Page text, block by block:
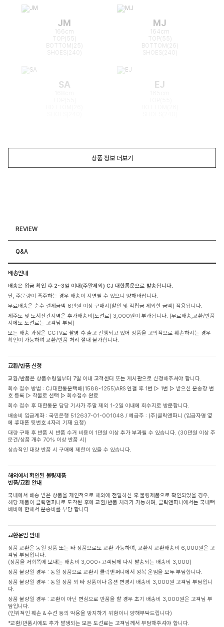
JM
166cm
TOP(55)
BOTTOM(25)
MJ
164cm
TOP(55)
BOTTOM(26)
SA EJ
상품 정보 더보기
REVIEW
Q&A
배송안내
배송은 입금 확인 후 2~3일 이내(주말제외) CJ 대한통운으로 발송됩니다.
단, 주문량이 폭주하는 경우 배송이 지연될 수 있으니 양해바랍니다.
무료배송은 순수 결제금액 6만원 이상 구매시(할인 및 적립금 제외한 금액) 적용됩니다.
제주도 및 도서산간지역은 추가배송비(도선료) 3,000원이 부과됩니다. (무료배송,교환/반품
시에도 도선료는 고객님 부담)
모든 배송 과정은 CCTV로 촬영 후 출고 진행되고 있어 상품을 고의적으로 훼손하시는 경우
확인이 가능하며 교환/반품 처리 절대 불가합니다.
교환/반품 신청
교환/반품은 상품수령일부터 7일 이내 고객센터 또는 게시판으로 신청해주셔야 합니다.
회수 접수 방법 : CJ대한통운택배(1588-1255)ARS 연결 후 1번 ▷ 1번 ▷ 받으신 운송장 번
호 등록 ▷ 착불로 선택 ▷ 회수접수 완료
회수 접수 후 대한통운 담당 기사가 주말 제외 1-2일 이내에 회수지로 방문합니다.
배송비 입금계좌 : 국민은행 512637-01-001048 / 예금주 : (주)클릭앤퍼니 (입금자명 옆
에 휴대폰 뒷번호 4자리 기재 요청)
대량 구매 후 반품 시 반품 수거 비용이 1만원 이상 추가 부과될 수 있습니다. (30만원 이상 주
문건/상품 개수 70% 이상 반품 시)
상습적인 대량 반품 시 구매에 제한이 있을 수 있습니다.
해외에서 확인된 불량제품
반품/교환 안내
국내에서 배송 받은 상품을 개인적으로 해외에 전달하신 후 불량제품으로 확인되었을 경우,
해당 제품이 클릭앤퍼니로 도착된 후에 교환/반품 처리가 가능하며, 클릭앤퍼니에서는 국내택
배비에 한해서 운송비를 부담 합니다
교환운임 안내
상품 교환은 동일 상품 또는 타 상품으로도 교환 가능하며, 교환시 교환배송비 6,000원은 고
객님 부담입니다.
(상품을 저희쪽에 보내는 배송비 3,000+고객님께 다시 발송되는 배송비 3,000)
상품 불량일 경우 : 동일 상품으로 교환시 클릭앤퍼니에서 왕복 운임을 모두 부담합니다.
상품 불량일 경우 : 동일 상품 외 타 상품이나 옵션 변경시 배송비 3,000원 고객님 부담입니
다.
상품 불량일 경우 : 교환이 아닌 변심으로 반품을 할 경우 초기 배송비 3,000원은 고객님 부
담입니다.
(인위적인 훼손 & 수선 등의 악용을 방지하기 위함이니 양해부탁드립니다)
*교환/반품시에도 추가 발생되는 모든 도선료는 고객님께서 부담해주셔야 합니다.